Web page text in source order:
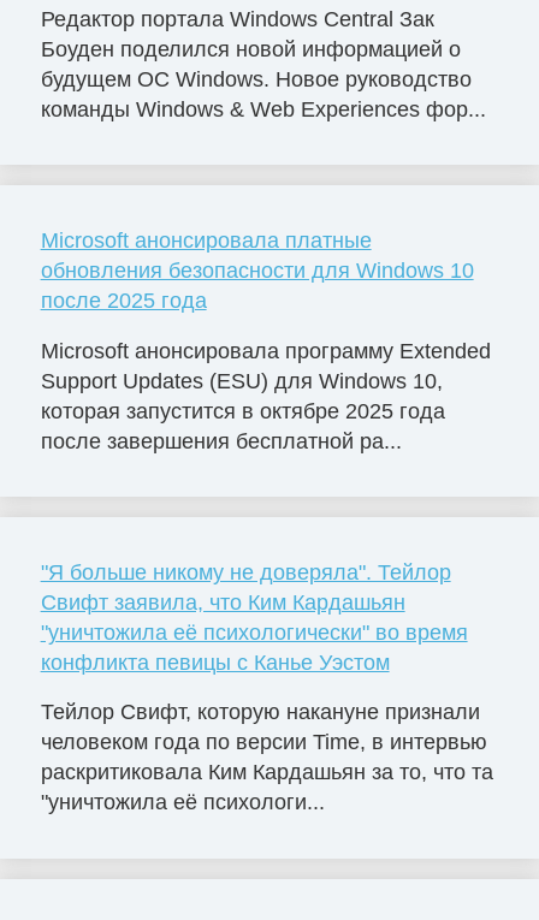
Редактор портала Windows Central Зак
Боуден поделился новой информацией о
будущем ОС Windows. Новое руководство
команды Windows & Web Experiences фор...
Microsoft анонсировала платные
обновления безопасности для Windows 10
после 2025 года
Microsoft анонсировала программу Extended
Support Updates (ESU) для Windows 10,
которая запустится в октябре 2025 года
после завершения бесплатной ра...
"Я больше никому не доверяла". Тейлор
Свифт заявила, что Ким Кардашьян
"уничтожила её психологически" во время
конфликта певицы с Канье Уэстом
Тейлор Свифт, которую накануне признали
человеком года по версии Time, в интервью
раскритиковала Ким Кардашьян за то, что та
"уничтожила её психологи...